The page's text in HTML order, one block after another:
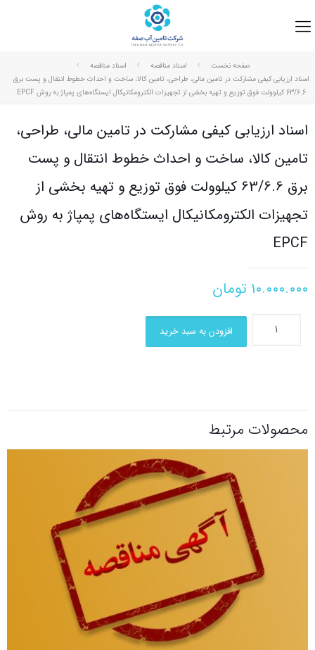
صفحه نخست اسناد مناقصه
اسناد مناقصه
اسناد ارزیابی کیفی مشارکت در تامین مالی، طراحی، تامین کالا، ساخت و احداث خطوط انتقال و پست برق
63/6.6 کیلوولت فوق توزیع و تهیه بخشی از تجهیزات الکترومکانیکال ایستگاه‌های پمپاژ به روش EPCF
اسناد ارزیابی کیفی مشارکت در تامین مالی، طراحی،
تامین کالا، ساخت و احداث خطوط انتقال و پست
برق 63/6.6 کیلوولت فوق توزیع و تهیه بخشی از
تجهیزات الکترومکانیکال ایستگاه‌های پمپاژ به روش
EPCF
۱۰.۰۰۰.۰۰۰ تومان
افزودن به سبد خرید
محصولات مرتبط